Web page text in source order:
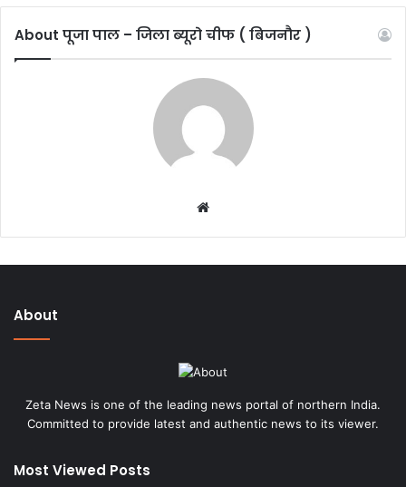
About पूजा पाल – जिला ब्यूरो चीफ ( बिजनौर )
About
Zeta News is one of the leading news portal of northern India.
Committed to provide latest and authentic news to its viewer.
Most Viewed Posts